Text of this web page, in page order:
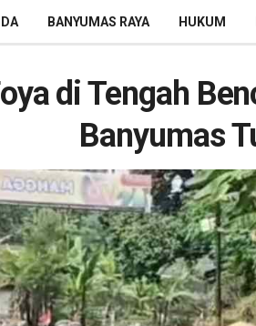
BANYUMAS RAYA HUKUM
di Tengah
Banyumas